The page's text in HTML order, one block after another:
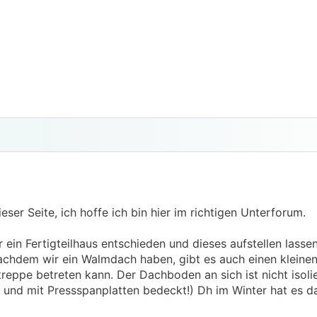
Seite, ich hoffe ich bin hier im richtigen Unterforum.
Fertigteilhaus entschieden und dieses aufstellen
wir ein Walmdach haben, gibt es auch einen
betreten kann. Der Dachboden an sich ist nicht
mit Pressspanplatten bedeckt!) Dh im Winter hat es